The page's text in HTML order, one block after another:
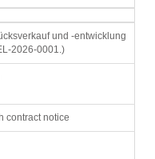
und -entwicklung
2026-0001.)
contract notice